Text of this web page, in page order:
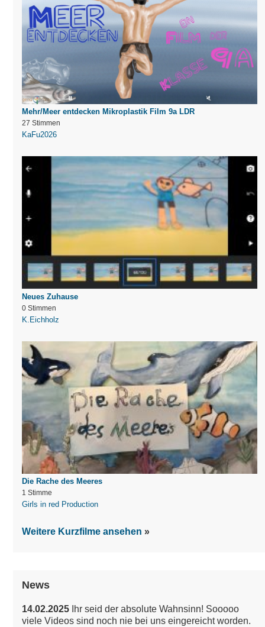
Mehr/Meer entdecken Mikroplastik Film 9a LDR
27 Stimmen
KaFu2026
Neues Zuhause
0 Stimmen
K.Eichholz
Die Rache des Meeres
1 Stimme
Girls in red Production
Weitere Kurzfilme ansehen
News
14.02.2025 Ihr seid der absolute Wahnsinn! Sooooo
viele Videos sind noch nie bei uns eingereicht worden.